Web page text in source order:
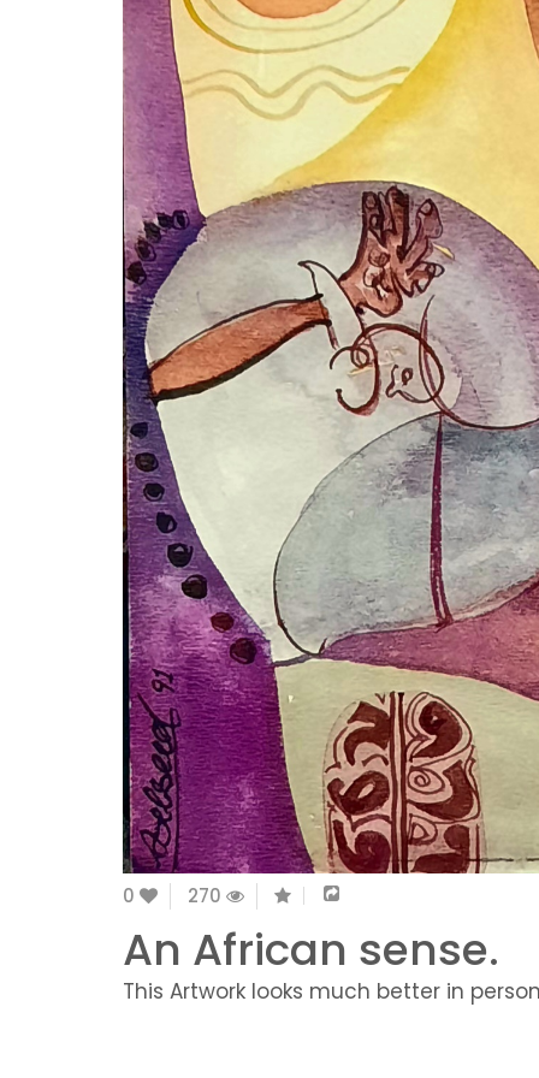
0 270
An African sense.
This Artwork looks much better in